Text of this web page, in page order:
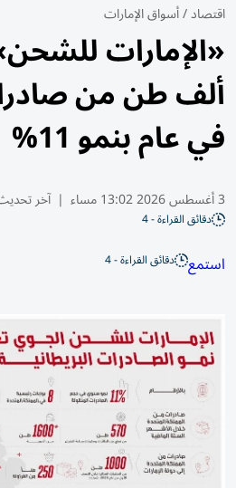
اقتصاد/أسواق الإمارات
ألف طن من
في عام بنمو 11%
3 أغسطس 2026 13:02 مساء | آخر
دقائق القراءة - 4
استمع دقائق القراءة - 4